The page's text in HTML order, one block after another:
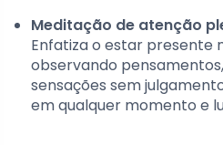
Meditação de atenção
Enfatiza o estar presente
observando
sensações sem
em qualquer momento e